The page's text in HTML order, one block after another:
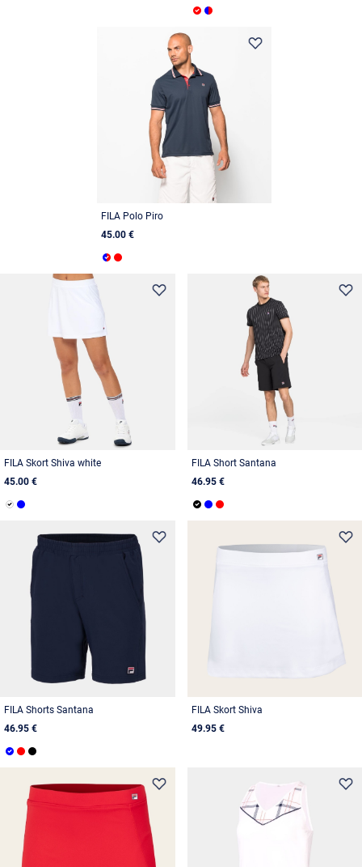
FILA Polo Piro
45.00 €
FILA Skort Shiva white
45.00 €
FILA Short Santana
46.95 €
FILA Shorts Santana
46.95 €
FILA Skort Shiva
49.95 €